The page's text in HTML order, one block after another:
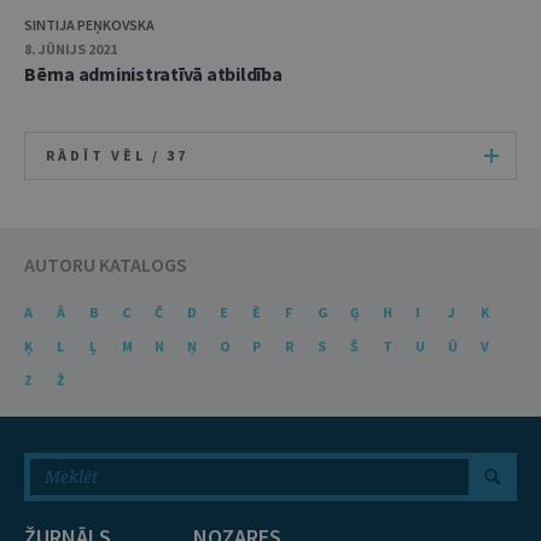
SINTIJA PEŅKOVSKA
8. JŪNIJS 2021
Bērna administratīvā atbildība
RĀDĪT VĒL / 37
AUTORU KATALOGS
A Ā B C Č D E Ē F G Ģ H I J
K
Ķ
L Ļ M N Ņ O P R S Š T U Ū
V
Z
Ž